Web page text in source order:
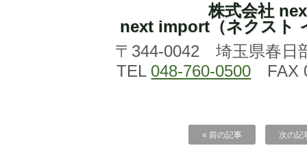
株式会社
next import（ネクスト
〒344-0042 埼玉県春日
TEL 048-760-0500 FAX
« 前の記事 次の記